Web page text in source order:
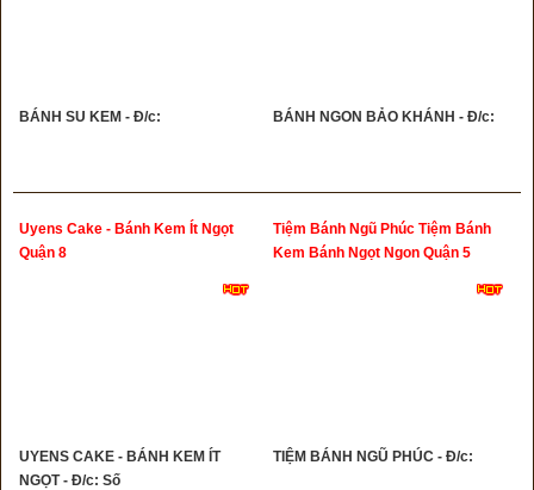
BÁNH SU KEM - Đ/c: BÁNH NGON BẢO KHÁNH - Đ/c:
Uyens Cake - Bánh Kem Ít Ngọt
Quận 8
UYENS CAKE - BÁNH KEM ÍT
NGỌT - Đ/c: Số
Tiệm Bánh Ngũ Phúc Tiệm Bánh
Kem Bánh Ngọt Ngon Quận 5
TIỆM BÁNH NGŨ PHÚC - Đ/c: